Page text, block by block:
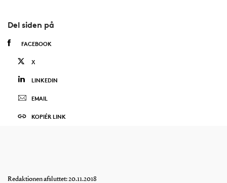
Del siden på
FACEBOOK
X
LINKEDIN
EMAIL
KOPIÉR LINK
Redaktionen afsluttet: 20.11.2018